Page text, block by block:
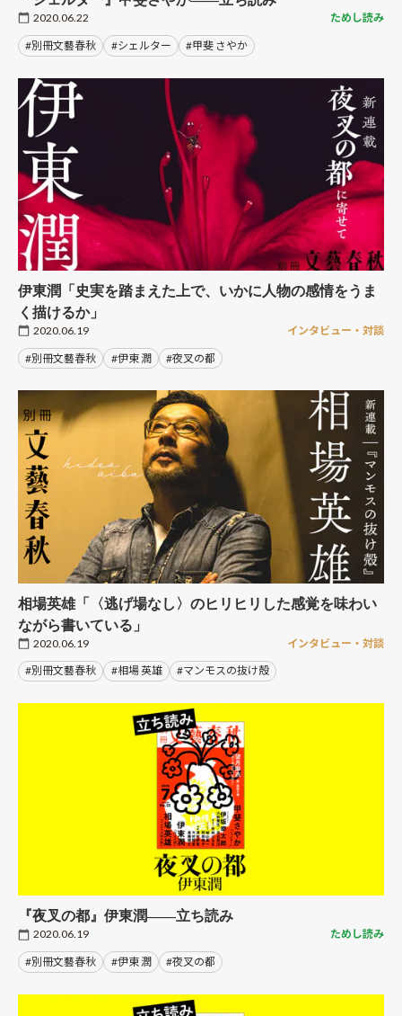
2020.06.22 ためし読み
#別冊文藝春秋 #シェルター #甲斐 さやか
伊東潤「史実を踏まえた上で、いかに人物の感情をうま
く描けるか」
2020.06.19 インタビュー・対談
#別冊文藝春秋 #伊東 潤 #夜叉の都
相場英雄「〈逃げ場なし〉のヒリヒリした感覚を味わい
ながら書いている」
2020.06.19 インタビュー・対談
#別冊文藝春秋 #相場 英雄 #マンモスの抜け殻
『夜叉の都』伊東潤――立ち読み
2020.06.19 ためし読み
#別冊文藝春秋 #伊東 潤 #夜叉の都